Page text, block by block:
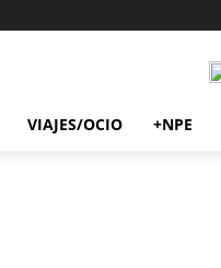
VIAJES/OCIO +NPE